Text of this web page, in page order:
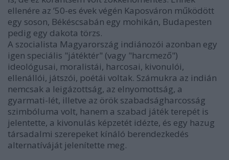
ellenére az ’50-es évek végén Kaposváron működött
egy soson, Békéscsabán egy mohikán, Budapesten
pedig egy dakota törzs.
A szocialista Magyarország indiánozói azonban egy
igen speciális "játéktér" (vagy "harcmező")
ideológusai, moralistái, harcosai, kivonulói,
ellenállói, játszói, poétái voltak. Számukra az indián
nemcsak a leigázottság, az elnyomottság, a
gyarmati-lét, illetve az örök szabadságharcosság
szimbóluma volt, hanem a szabad játék terepét is
jelentette, a kivonulás képzetét idézte, és egy hazug
társadalmi szerepeket kínáló berendezkedés
alternatíváját jelenítette meg.